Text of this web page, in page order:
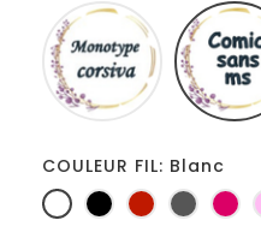
Monotype
corsiva
COULEUR FIL: Blanc
BlancNoir RougeGris
foncé